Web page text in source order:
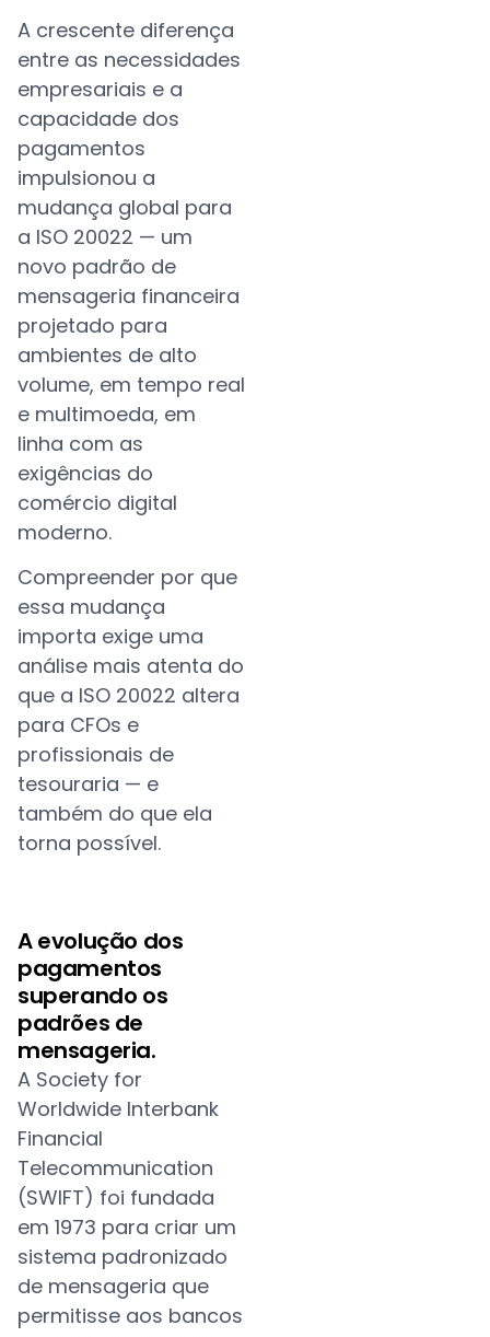
A crescente diferença
entre as necessidades
empresariais e a
capacidade dos
pagamentos
impulsionou a
mudança global para
a ISO 20022 — um
novo padrão de
mensageria financeira
projetado para
ambientes de alto
volume, em tempo real
e multimoeda, em
linha com as
exigências do
comércio digital
moderno.
Compreender por que
essa mudança
importa exige uma
análise mais atenta do
que a ISO 20022 altera
para CFOs e
profissionais de
tesouraria — e
também do que ela
torna possível.
A evolução dos
pagamentos
superando os
padrões de
mensageria.
A Society for
Worldwide Interbank
Financial
Telecommunication
(SWIFT) foi fundada
em 1973 para criar um
sistema padronizado
de mensageria que
permitisse aos bancos